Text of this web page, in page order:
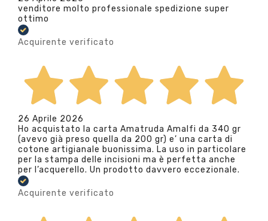
venditore molto professionale spedizione super
ottimo
Acquirente verificato
26 Aprile 2026
Ho acquistato la carta Amatruda Amalfi da 340 gr
(avevo già preso quella da 200 gr) e’ una carta di
cotone artigianale buonissima. La uso in particolare
per la stampa delle incisioni ma è perfetta anche
per l’acquerello. Un prodotto davvero eccezionale.
Acquirente verificato